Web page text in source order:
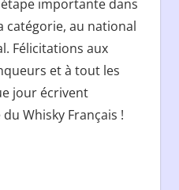
importante dans
catégorie, au national
Félicitations aux
et à tout les
jour écrivent
Whisky Français !